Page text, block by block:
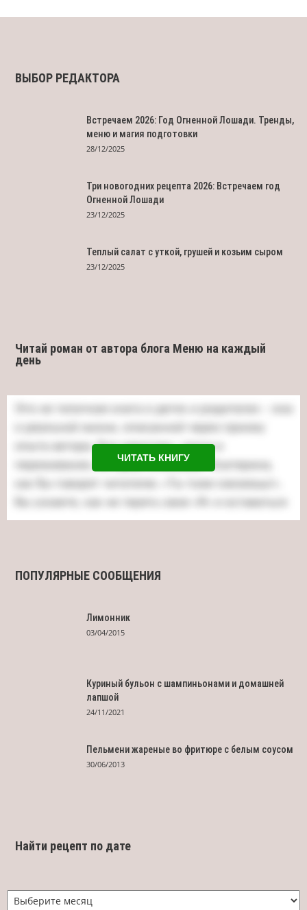
ВЫБОР РЕДАКТОРА
Встречаем 2026: Год Огненной Лошади. Тренды,
меню и магия подготовки
28/12/2025
Три новогодних рецепта 2026: Встречаем год
Огненной Лошади
23/12/2025
Теплый салат с уткой, грушей и козьим сыром
23/12/2025
Читай роман от автора блога Меню на каждый
день
ЧИТАТЬ КНИГУ
ПОПУЛЯРНЫЕ СООБЩЕНИЯ
Лимонник
03/04/2015
Куриный бульон с шампиньонами и домашней
лапшой
24/11/2021
Пельмени жареные во фритюре с белым соусом
30/06/2013
Найти рецепт по дате
Найти
рецепт